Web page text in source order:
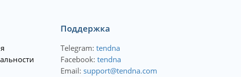
Поддержка
Telegram: tendna
Facebook: tendna
Email: support@tendna.com